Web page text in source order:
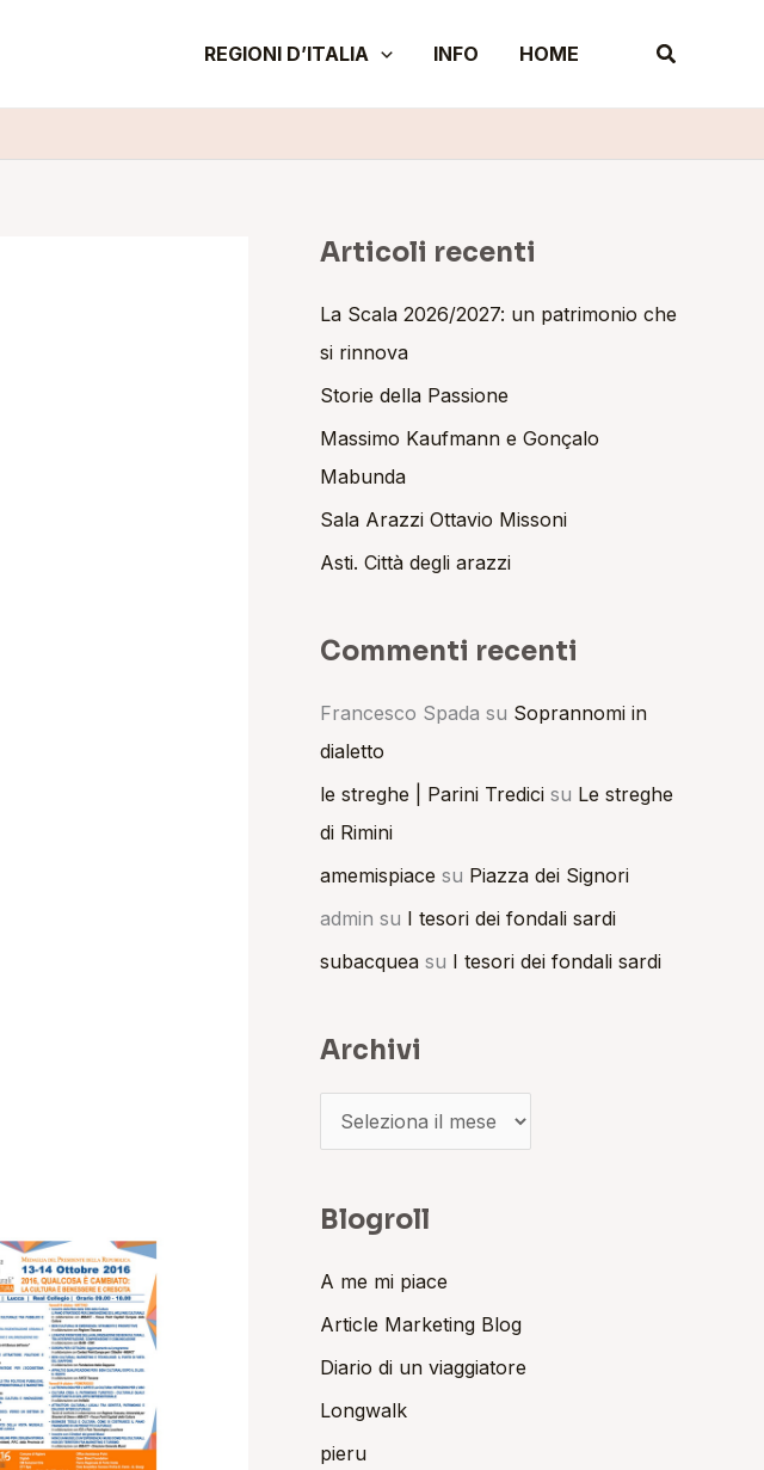
REGIONI D’ITALIA INFO HOME Cerca
Articoli recenti
La Scala 2026/2027: un patrimonio che
si rinnova
Storie della Passione
Massimo Kaufmann e Gonçalo
Mabunda
Sala Arazzi Ottavio Missoni
Asti. Città degli arazzi
Commenti recenti
Francesco Spada su Soprannomi in
dialetto
le streghe | Parini Tredici su Le streghe
di Rimini
amemispiace su Piazza dei Signori
admin su I tesori dei fondali sardi
subacquea su I tesori dei fondali sardi
Archivi
r
Blogroll
A me mi piace
Article Marketing Blog
Diario di un viaggiatore
Longwalk
pieru